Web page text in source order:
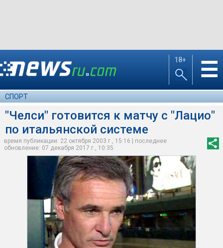
18+ ☰
СПОРТ
"Челси" готовится к матчу с "Лацио"
по итальянской системе
время публикации: 22 октября 2003 г., 15:16 | последнее
обновление: 07 декабря 2017 г., 10:35